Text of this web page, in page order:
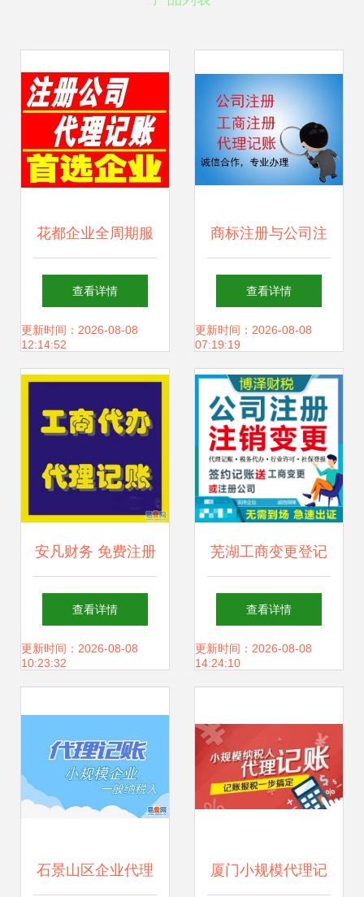
花都企业全周期服
务指南 从执照办理
到注销的省心之道
查看详情
更新时间：2026-08-08
12:14:52
商标注册与公司注
册 麦盾服务助力广
州企业零成本创业
查看详情
更新时间：2026-08-08
07:19:19
安凡财务 免费注册
公司，代理记账低
至250元起，助你
查看详情
更新时间：2026-08-08
10:23:32
芜湖工商变更登记
全流程指南 专业代
理公司助力企业高
查看详情
更新时间：2026-08-08
14:24:10
石景山区企业代理 厦门小规模代理记